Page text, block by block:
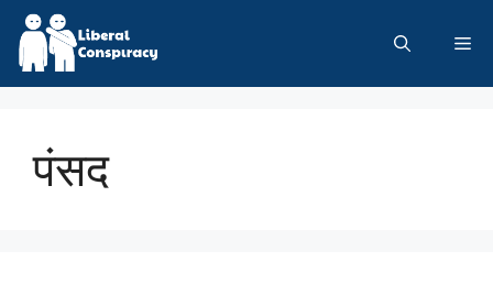
Skip
content
पंसद